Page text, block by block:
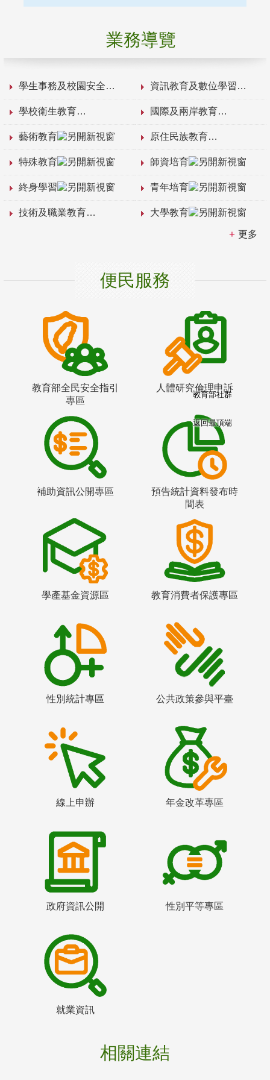
業務導覽
學生事務及校園安全 資訊教育及數位學習
學校衛生教育 國際及兩岸教育
藝術教育 原住民族教育
特殊教育 師資培育
終身學習 青年培育
技術及職業教育 大學教育
更多
便民服務
教育部全民安全指引
專區
人體研究倫理申訴
補助資訊公開專區
預告統計資料發布時
間表
學產基金資源區 教育消費者保護專區
性別統計專區 公共政策參與平臺
線上申辦 年金改革專區
政府資訊公開 性別平等專區
就業資訊
相關連結
教育部社群
返回最頂端